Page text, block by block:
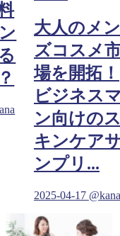
大人のメン
ズコスメ
場を開拓！
ビジネスマ
ン向けのス
キンケア
ンプリ...
2025-04-17 @kana